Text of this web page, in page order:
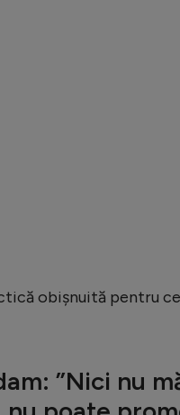
obișnuită pentru
”Nici nu